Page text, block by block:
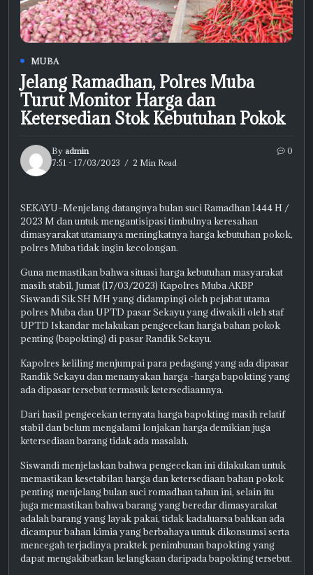
MUBA
Jelang Ramadhan, Polres Muba
Turut Monitor Harga dan
Ketersedian Stok Kebutuhan Pokok
By admin
7:51 - 17/03/2023
2 Min Read
0
SEKAYU–Menjelang datangnya bulan suci Ramadhan 1444 H /
2023 M dan untuk mengantisipasi timbulnya keresahan
dimasyarakat utamanya meningkatnya harga kebutuhan pokok,
polres Muba tidak ingin kecolongan.
Guna memastikan bahwa situasi harga kebutuhan masyarakat
masih stabil, Jumat (17/03/2023) Kapolres Muba AKBP
Siswandi Sik SH MH yang didampingi oleh pejabat utama
polres Muba dan UPTD pasar Sekayu yang diwakili oleh staf
UPTD Iskandar melakukan pengecekan harga bahan pokok
penting (bapokting) di pasar Randik Sekayu.
Kapolres keliling menjumpai para pedagang yang ada dipasar
Randik Sekayu dan menanyakan harga -harga bapokting yang
ada dipasar tersebut termasuk ketersediaannya.
Dari hasil pengecekan ternyata harga bapokting masih relatif
stabil dan belum mengalami lonjakan harga demikian juga
ketersediaan barang tidak ada masalah.
Siswandi menjelaskan bahwa pengecekan ini dilakukan untuk
memastikan kesetabilan harga dan ketersediaan bahan pokok
penting menjelang bulan suci romadhan tahun ini, selain itu
juga memastikan bahwa barang yang beredar dimasyarakat
adalah barang yang layak pakai, tidak kadaluarsa bahkan ada
dicampur bahan kimia yang berbahaya untuk dikonsumsi serta
mencegah terjadinya praktek penimbunan bapokting yang
dapat mengakibatkan kelangkaan daripada bapokting tersebut.